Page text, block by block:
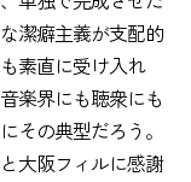
潔癖主義が支配的
素直に受け入れ
楽界にも聴衆にも
その典型だろう。
大阪フィルに感謝